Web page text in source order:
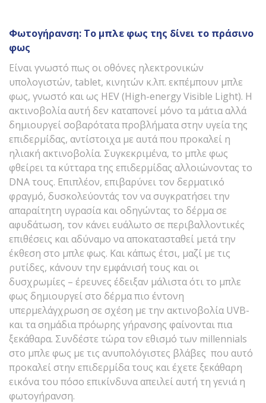
Φωτογήρανση: Το μπλε φως της δίνει το πράσινο
φως
Είναι γνωστό πως οι οθόνες ηλεκτρονικών
υπολογιστών, tablet, κινητών κ.λπ. εκπέμπουν μπλε
φως, γνωστό και ως HEV (High-energy Visible Light). Η
ακτινοβολία αυτή δεν καταπονεί μόνο τα μάτια αλλά
δημιουργεί σοβαρότατα προβλήματα στην υγεία της
επιδερμίδας, αντίστοιχα με αυτά που προκαλεί η
ηλιακή ακτινοβολία. Συγκεκριμένα, το μπλε φως
φθείρει τα κύτταρα της επιδερμίδας αλλοιώνοντας το
DNA τους. Επιπλέον, επιβαρύνει τον δερματικό
φραγμό, δυσκολεύοντάς τον να συγκρατήσει την
απαραίτητη υγρασία και οδηγώντας το δέρμα σε
αφυδάτωση, τον κάνει ευάλωτο σε περιβαλλοντικές
επιθέσεις και αδύναμο να αποκατασταθεί μετά την
έκθεση στο μπλε φως. Και κάπως έτσι, μαζί με τις
ρυτίδες, κάνουν την εμφάνισή τους και οι
δυσχρωμίες – έρευνες έδειξαν μάλιστα ότι το μπλε
φως δημιουργεί στο δέρμα πιο έντονη
υπερμελάγχρωση σε σχέση με την ακτινοβολία UVB-
και τα σημάδια πρόωρης γήρανσης φαίνονται πια
ξεκάθαρα. Συνδέστε τώρα τον εθισμό των millennials
στο μπλε φως με τις ανυπολόγιστες βλάβες που αυτό
προκαλεί στην επιδερμίδα τους και έχετε ξεκάθαρη
εικόνα του πόσο επικίνδυνα απειλεί αυτή τη γενιά η
φωτογήρανση.